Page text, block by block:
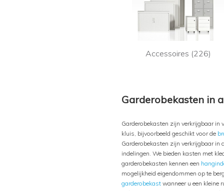
Accessoires (226)
Garderobekasten in
Garderobekasten zijn verkrijgbaar in
kluis, bijvoorbeeld geschikt voor de
Garderobekasten zijn verkrijgbaar in
indelingen. We bieden kasten met
garderobekasten kennen een
mogelijkheid eigendommen op te
garderobekast wanneer u een kleine